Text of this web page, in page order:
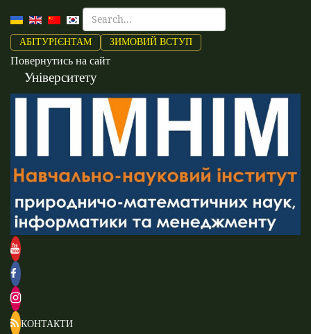
АБІТУРІЄНТАМ ЗИМОВИЙ ВСТУП
Повернутись на сайт
Університету
КОНТАКТИ